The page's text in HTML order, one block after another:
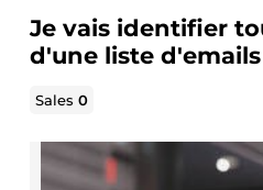
Je vais identifier
d'une liste d'emails
Sales0